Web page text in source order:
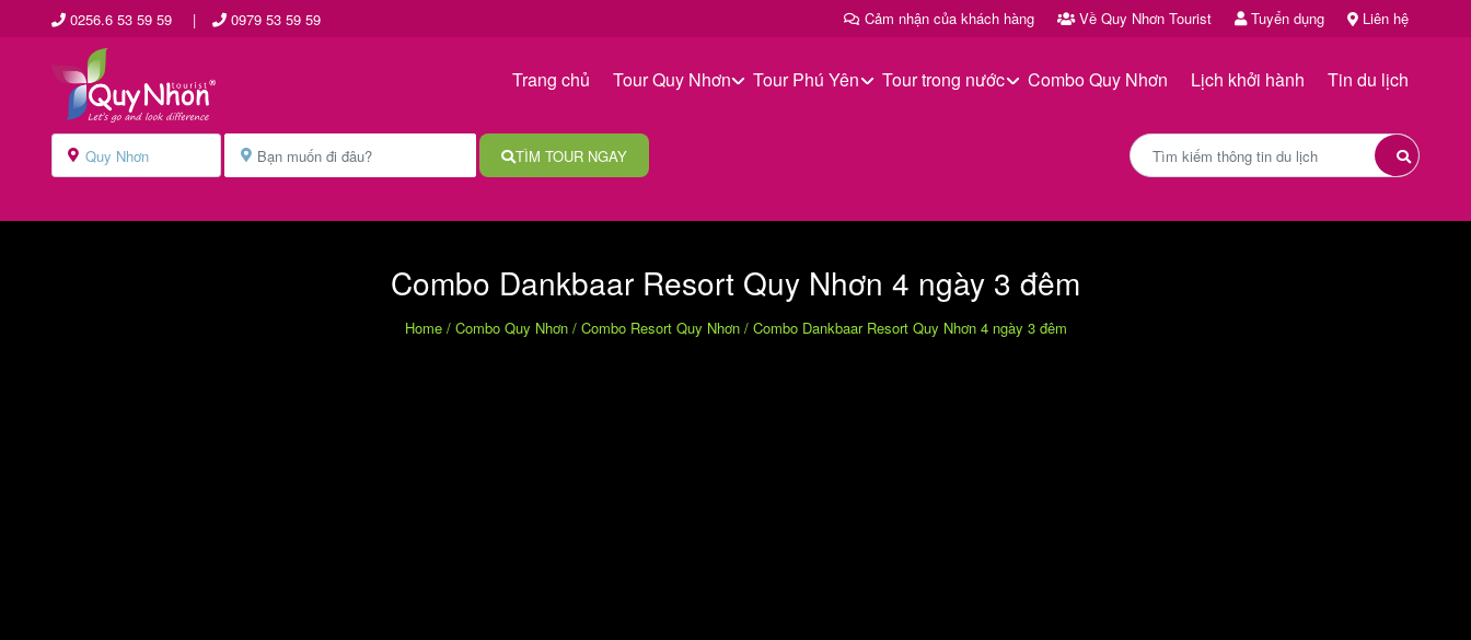
0256.6 53 59 59 | 0979 53 59 59 Cảm nhận của khách hàng Về Quy Nhơn Tourist Tuyển dụng Liên hệ
Trang chủ Tour Quy Nhơn Tour Phú Yên Tour trong nước Combo Quy Nhơn Lịch khởi hành Tin du lịch
TÌM TOUR NGAY
Combo Dankbaar Resort Quy Nhơn 4 ngày 3 đêm
Home/ Combo Quy Nhơn/ Combo Resort Quy Nhơn/ Combo Dankbaar Resort Quy Nhơn 4 ngày 3 đêm